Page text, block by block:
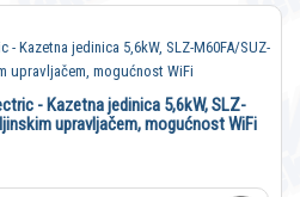
- Kazetna jedinica 5,6kW, SLZ-
upravljačem, mogućnost WiFi